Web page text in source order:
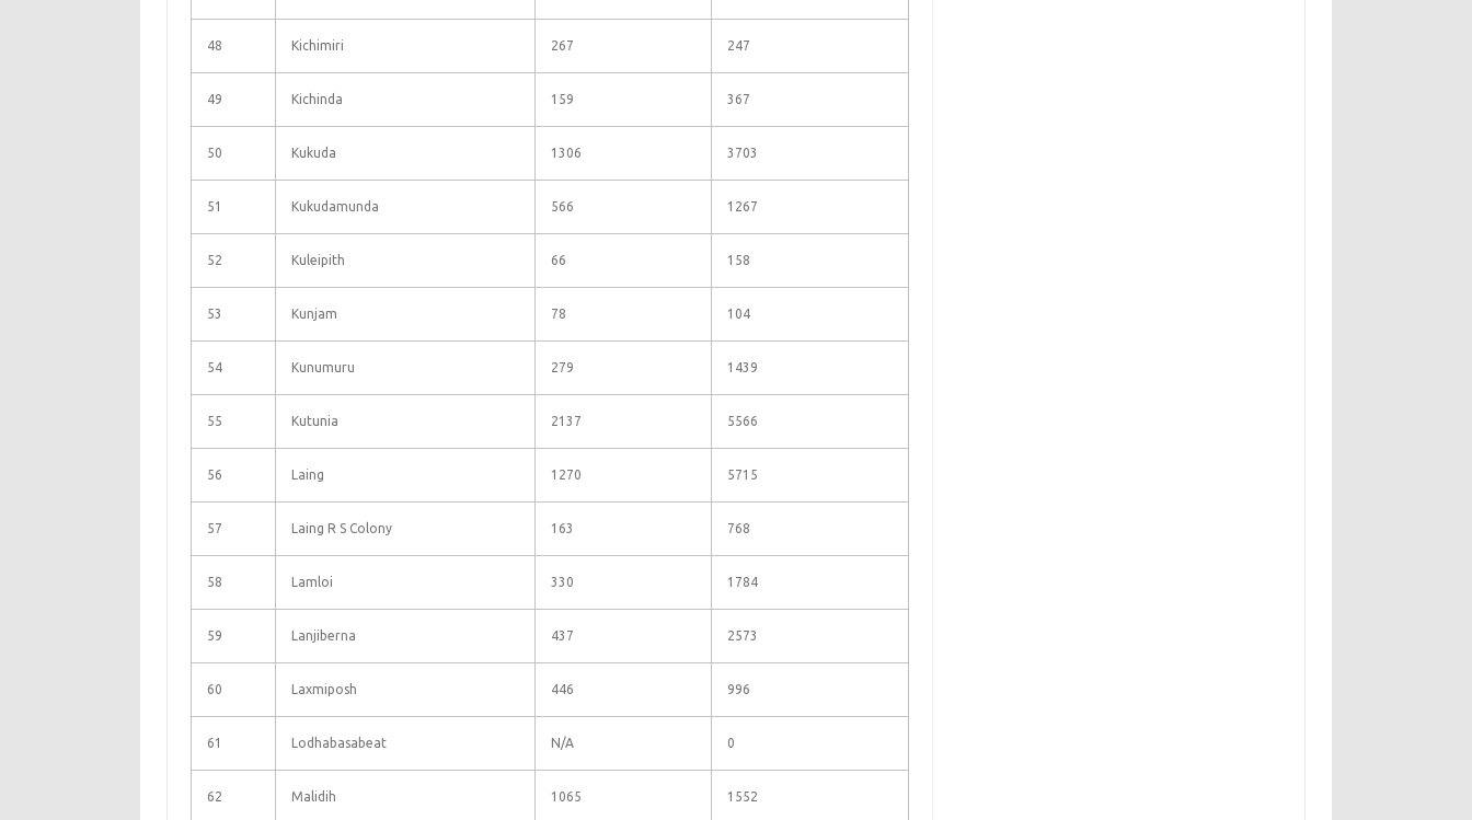
48 Kichimiri 267 247
49 Kichinda 159 367
50 Kukuda 1306 3703
51 Kukudamunda 566 1267
52 Kuleipith 66 158
53 Kunjam 78 104
54 Kunumuru 279 1439
55 Kutunia 2137 5566
56 Laing 1270 5715
57 Laing R S Colony 163 768
58 Lamloi 330 1784
59 Lanjiberna 437 2573
60 Laxmiposh 446 996
61 Lodhabasabeat N/A 0
62 Malidih 1065 1552